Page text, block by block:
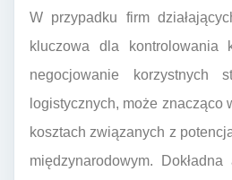
W przypadku firm
kluczowa dla kontrolowania
negocjowanie korzystnych
logistycznych, może znacząco
kosztach związanych z
międzynarodowym.